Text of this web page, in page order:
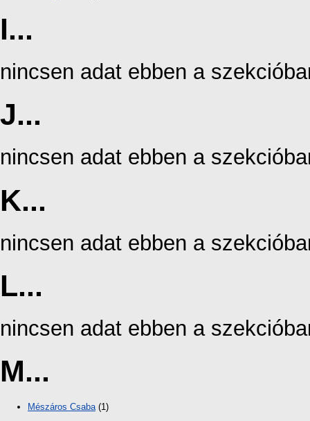
I...
nincsen adat ebben a
J...
nincsen adat ebben a
K...
nincsen adat ebben a
L...
nincsen adat ebben a
M...
Mészáros Csaba(1)